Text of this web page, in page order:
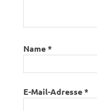
Name*
E-Mail-Adresse*